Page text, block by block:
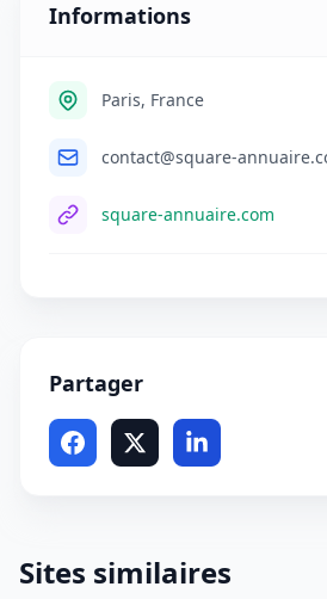
Informations
Paris, France
contact@square-
square-annuaire.com
Partager
Sites similaires